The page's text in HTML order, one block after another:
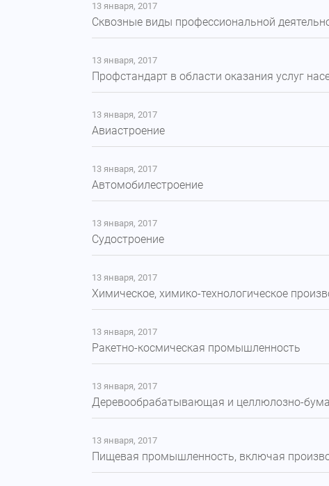
13 января, 2017
Сквозные виды профессиональной
13 января, 2017
Профстандарт в области оказания услуг
13 января, 2017
Авиастроение
13 января, 2017
Автомобилестроение
13 января, 2017
Судостроение
13 января, 2017
Химическое, химико-технологическое
13 января, 2017
Ракетно-космическая промышленность
13 января, 2017
Деревообрабатывающая и целлюлозно-
13 января, 2017
Пищевая промышленность, включая